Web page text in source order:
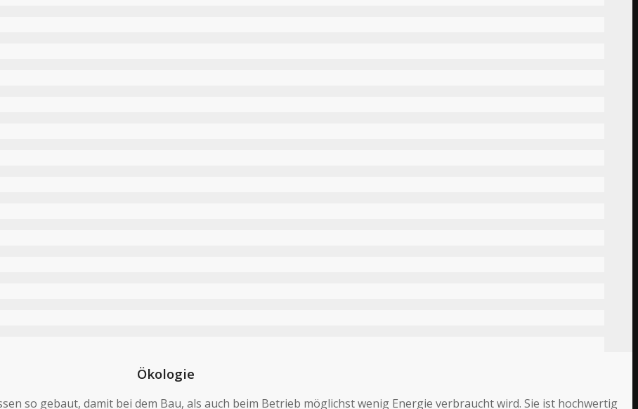
Ökologie
so gebaut, damit bei dem Bau, als auch beim Betrieb möglichst wenig Energie verbraucht wird. Sie ist hochwertig